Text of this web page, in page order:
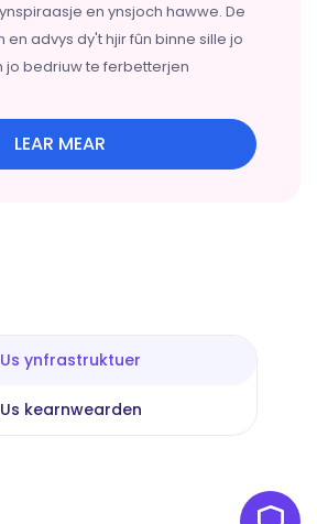
en ynsjoch hawwe. De
en advys dy't hjir fûn binne sille jo
jo bedriuw te ferbetterjen.
LEAR MEAR
Us ynfrastruktuer
Us kearnwearden